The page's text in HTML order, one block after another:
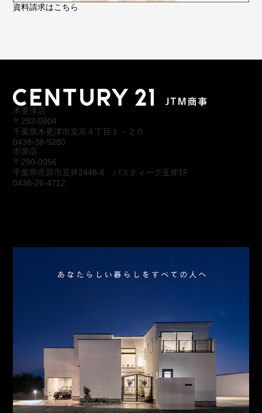
資料請求はこちら
木更津店
〒292-0804
千葉県木更津市文京４丁目１－２０
0438-38-5280
市原店
〒290-0056
千葉県市原市五井2448-6 パスティーク五井1F
0436-26-4712